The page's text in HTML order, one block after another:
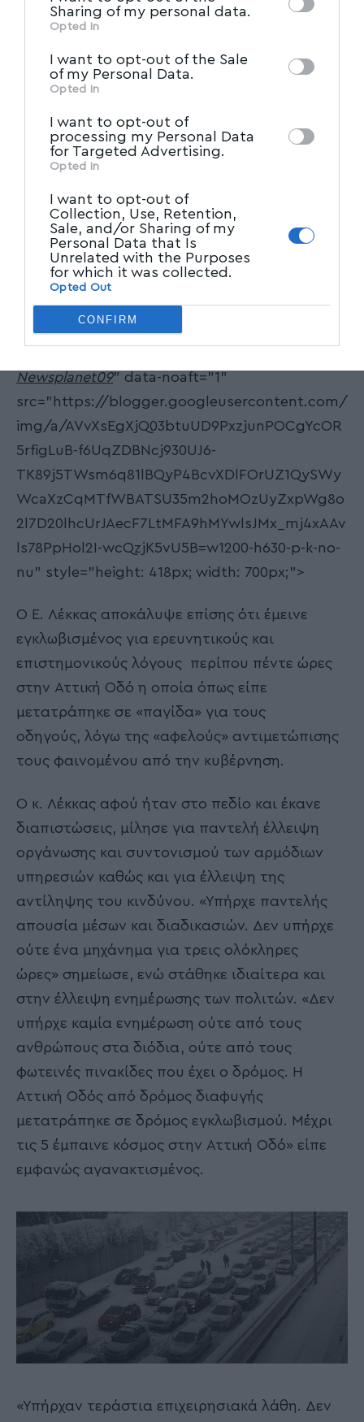
of downstream participants. This
information may also be disclosed by us to
Participantsthat may further disclose it to
other third parties.
Sharing of my personal data.
Opted In
I want to opt-out of the Sale
of my Personal Data.
Opted In
I want to opt-out of
processing my Personal Data
for Targeted Advertising.
Opted In
I want to opt-out of
Collection, Use, Retention,
Sale, and/or Sharing of my
Personal Data that Is
Unrelated with the Purposes
for which it was collected.
Opted Out
CONFIRM
Newsplanet09" data-noaft="1"
src="https://blogger.googleusercontent.com/
img/a/AVvXsEgXjQ03btuUD9PxzjunPOCgYcOR
5rfigLuB-f6UqZDBNcj930UJ6-
TK89j5TWsm6q81lBQyP4BcvXDlFOrUZ1QySWy
WcaXzCqMTfWBATSU35m2hoMOzUyZxpWg8o
2l7D20lhcUrJAecF7LtMFA9hMYwlsJMx_mj4xAAv
ls78PpHol2I-wcQzjK5vU5B=w1200-h630-p-k-no-
nu" style="height: 418px; width: 700px;">
Ο Ε. Λέκκας αποκάλυψε επίσης ότι έμεινε
εγκλωβισμένος για ερευνητικούς και
επιστημονικούς λόγους περίπου πέντε ώρες
στην Αττική Οδό η οποία όπως είπε
μετατράπηκε σε «παγίδα» για τους
οδηγούς, λόγω της «αφελούς» αντιμετώπισης
τους φαινομένου από την κυβέρνηση.
Ο κ. Λέκκας αφού ήταν στο πεδίο και έκανε
διαπιστώσεις, μίλησε για παντελή έλλειψη
οργάνωσης και συντονισμού των αρμόδιων
υπηρεσιών καθώς και για έλλειψη της
αντίληψης του κινδύνου. «Υπήρχε παντελής
απουσία μέσων και διαδικασιών. Δεν υπήρχε
ούτε ένα μηχάνημα για τρεις ολόκληρες
ώρες» σημείωσε, ενώ στάθηκε ιδιαίτερα και
στην έλλειψη ενημέρωσης των πολιτών. «Δεν
υπήρχε καμία ενημέρωση ούτε από τους
ανθρώπους στα διόδια, ούτε από τους
φωτεινές πινακίδες που έχει ο δρόμος. Η
Αττική Οδός από δρόμος διαφυγής
μετατράπηκε σε δρόμος εγκλωβισμού. Μέχρι
τις 5 έμπαινε κόσμος στην Αττική Οδό» είπε
εμφανώς αγανακτισμένος.
«Υπήρχαν τεράστια επιχειρησιακά λάθη. Δεν